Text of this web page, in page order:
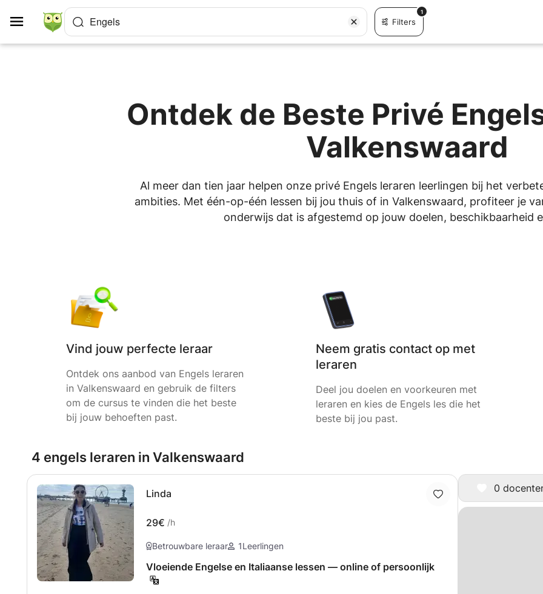
Engels Filters
1
Ontdek de Beste Privé
Valkenswaard
Al meer dan tien jaar helpen onze privé Engels leraren leerlingen bij het
ambities. Met één-op-één lessen bij jou thuis of in Valkenswaard, profiteer je
onderwijs dat is afgestemd op jouw doelen, beschikbaarheid
Vind jouw perfecte leraar
Ontdek ons aanbod van Engels leraren
in Valkenswaard en gebruik de filters
om de cursus te vinden die het beste
bij jouw behoeften past.
Neem gratis contact op met
leraren
Deel jou doelen en voorkeuren met
leraren en kies de Engels les die het
beste bij jou past.
0
4 engels leraren in Valkenswaard
Linda
29€ /h
Betrouwbare leraar 1Leerlingen
Vloeiende Engelse en Italiaanse lessen — online of persoonlijk